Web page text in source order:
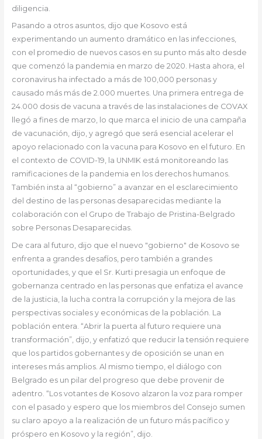
diligencia.
Pasando a otros asuntos, dijo que Kosovo está
experimentando un aumento dramático en las infecciones,
con el promedio de nuevos casos en su punto más alto desde
que comenzó la pandemia en marzo de 2020. Hasta ahora, el
coronavirus ha infectado a más de 100,000 personas y
causado más más de 2.000 muertes. Una primera entrega de
24.000 dosis de vacuna a través de las instalaciones de COVAX
llegó a fines de marzo, lo que marca el inicio de una campaña
de vacunación, dijo, y agregó que será esencial acelerar el
apoyo relacionado con la vacuna para Kosovo en el futuro. En
el contexto de COVID-19, la UNMIK está monitoreando las
ramificaciones de la pandemia en los derechos humanos.
También insta al “gobierno” a avanzar en el esclarecimiento
del destino de las personas desaparecidas mediante la
colaboración con el Grupo de Trabajo de Pristina-Belgrado
sobre Personas Desaparecidas.
De cara al futuro, dijo que el nuevo "gobierno" de Kosovo se
enfrenta a grandes desafíos, pero también a grandes
oportunidades, y que el Sr. Kurti presagia un enfoque de
gobernanza centrado en las personas que enfatiza el avance
de la justicia, la lucha contra la corrupción y la mejora de las
perspectivas sociales y económicas de la población. La
población entera. “Abrir la puerta al futuro requiere una
transformación”, dijo, y enfatizó que reducir la tensión requiere
que los partidos gobernantes y de oposición se unan en
intereses más amplios. Al mismo tiempo, el diálogo con
Belgrado es un pilar del progreso que debe provenir de
adentro. “Los votantes de Kosovo alzaron la voz para romper
con el pasado y espero que los miembros del Consejo sumen
su claro apoyo a la realización de un futuro más pacífico y
próspero en Kosovo y la región”, dijo.